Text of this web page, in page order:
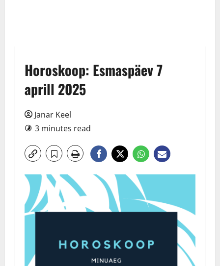
Horoskoop: Esmaspäev 7
aprill 2025
Janar Keel
3 minutes read